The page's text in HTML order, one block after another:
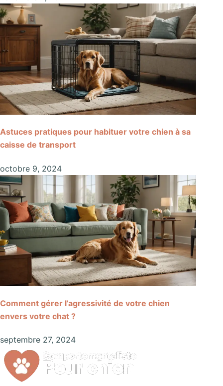
Astuces pratiques pour habituer votre chien à sa
caisse de transport
octobre 9, 2024
Comment gérer l’agressivité de votre chien
envers votre chat ?
septembre 27, 2024